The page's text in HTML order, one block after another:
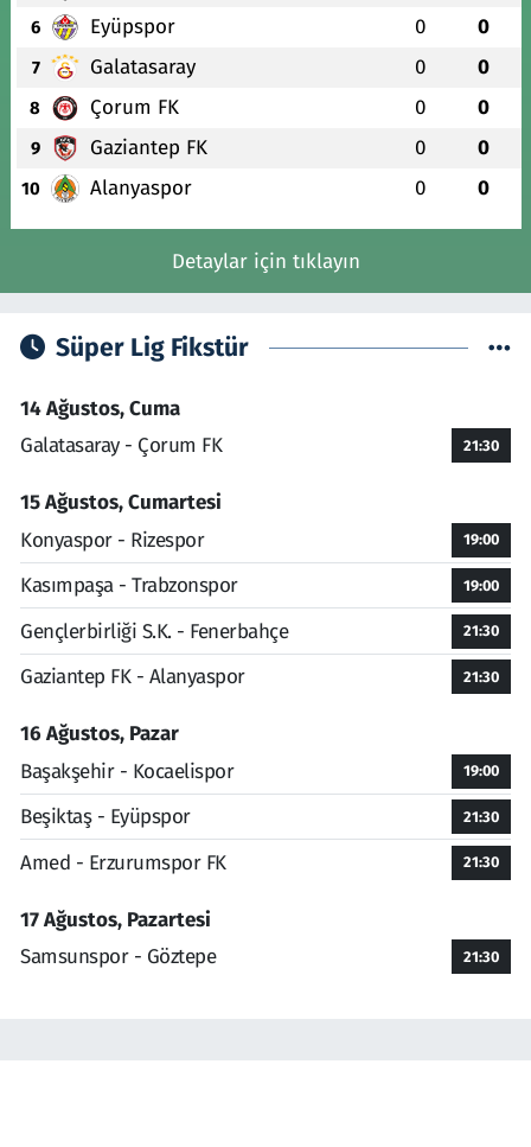
6 Eyüpspor 0 0
7 Galatasaray 0 0
8 Çorum FK 0 0
9 Gaziantep FK 0 0
10 Alanyaspor 0 0
Detaylar için tıklayın
Süper Lig Fikstür
14 Ağustos, Cuma
Galatasaray - Çorum FK
21:30
15 Ağustos, Cumartesi
Konyaspor - Rizespor
19:00
Kasımpaşa - Trabzonspor 19:00
Gençlerbirliği S.K. - Fenerbahçe 21:30
Gaziantep FK - Alanyaspor 21:30
16 Ağustos, Pazar
Başakşehir - Kocaelispor
19:00
Beşiktaş - Eyüpspor 21:30
Amed - Erzurumspor FK 21:30
17 Ağustos, Pazartesi
Samsunspor - Göztepe
21:30